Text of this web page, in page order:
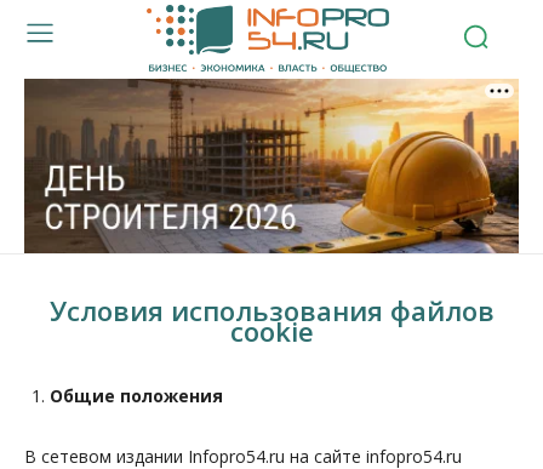
Условия использования файлов
cookie
Общие положения
В сетевом издании Infopro54.ru на сайте infopro54.ru